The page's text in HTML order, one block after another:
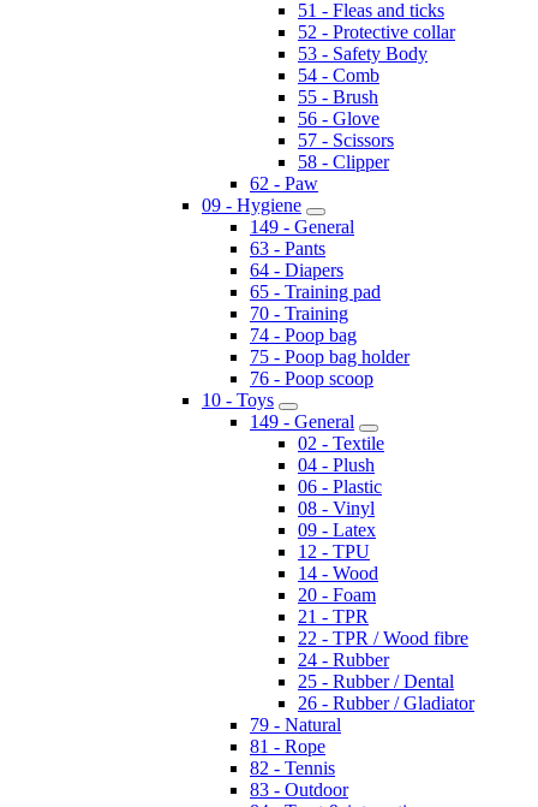
51 - Fleas and ticks
52 - Protective collar
53 - Safety Body
54 - Comb
55 - Brush
56 - Glove
57 - Scissors
58 - Clipper
62 - Paw
09 - Hygiene
149 - General
63 - Pants
64 - Diapers
65 - Training pad
70 - Training
74 - Poop bag
75 - Poop bag holder
76 - Poop scoop
10 - Toys
149 - General
02 - Textile
04 - Plush
06 - Plastic
08 - Vinyl
09 - Latex
12 - TPU
14 - Wood
20 - Foam
21 - TPR
22 - TPR / Wood fibre
24 - Rubber
25 - Rubber / Dental
26 - Rubber / Gladiator
79 - Natural
81 - Rope
82 - Tennis
83 - Outdoor